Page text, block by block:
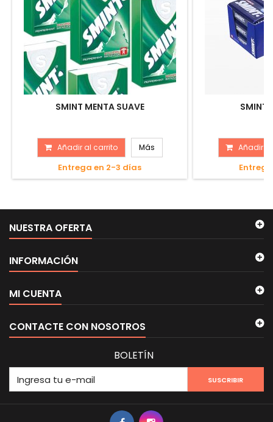
SMINT MENTA SUAVE
Añadir al carrito Más
Entrega en 2-3 días
SMINT
Añadir
NUESTRA OFERTA
INFORMACIÓN
MI CUENTA
CONTACTE CON NOSOTROS
BOLETÍN
SUSCRIBIR